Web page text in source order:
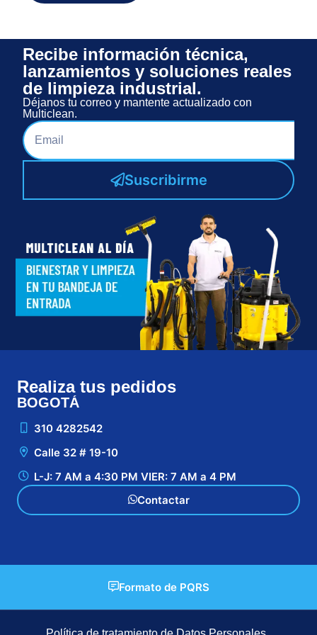
Recibe información técnica,
lanzamientos y soluciones reales
de limpieza industrial.
Déjanos tu correo y mantente actualizado con
Multiclean.
Suscribirme
Realiza tus pedidos
BOGOTÁ
310 4282542
Calle 32 # 19-10
L-J: 7 AM a 4:30 PM VIER: 7 AM a 4 PM
Contactar
Formato de PQRS